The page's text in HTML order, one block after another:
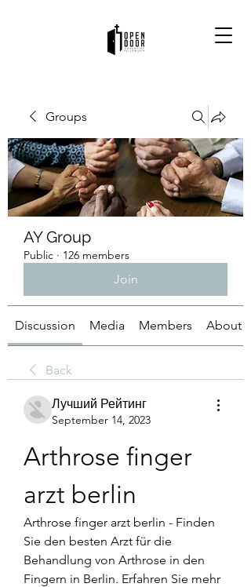
Groups
AY Group
Public · 126 members
Join
Discussion Media Members About
Back
Лучший Рейтинг
September 14, 2023
Arthrose finger
arzt berlin
Arthrose finger arzt berlin - Finden
Sie den besten Arzt für die
Behandlung von Arthrose in den
Fingern in Berlin. Erfahren Sie mehr